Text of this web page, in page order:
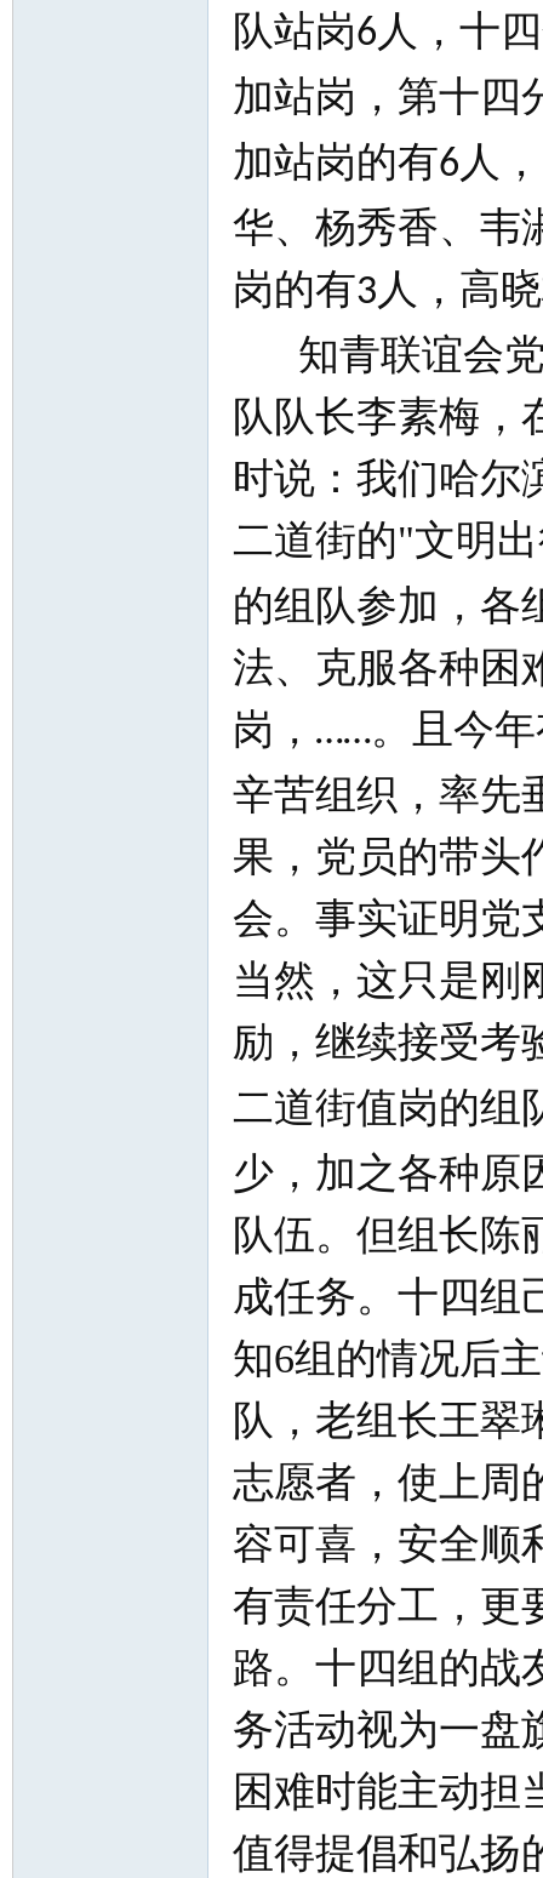
队站岗6 人，十
加站岗，第十四
加站岗的有6 人
华、杨秀香、韦
岗的有3 人，高
知青联谊会
队队长李素梅，
时说：我们哈尔
二道街的"文明
的组队参加，各
法、克服各种困
岗， ……。且今
辛苦组织，率先
果，党员的带头
会。事实证明党
当然，这只是刚
励，继续接受考
二道街值岗的组
少，加之各种原
队伍。但组长陈
成任务。十四组
知6组的情况后
队，老组长王翠
志愿者，使上周
容可喜，安全顺
有责任分工，更
路。十四组的战
务活动视为一盘
困难时能主动担
值得提倡和弘扬